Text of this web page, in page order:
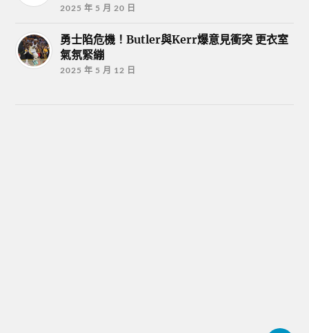
2025 年 5 月 20 日
勇士陷危機！Butler與Kerr爆意見衝突 更衣室
氣氛緊繃
2025 年 5 月 12 日